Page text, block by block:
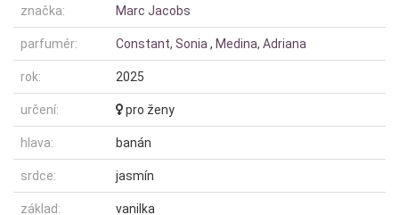
značka: Marc Jacobs
parfumér: Constant, Sonia, Medina, Adriana
rok: 2025
určení: pro ženy
hlava: banán
srdce: jasmín
základ: vanilka